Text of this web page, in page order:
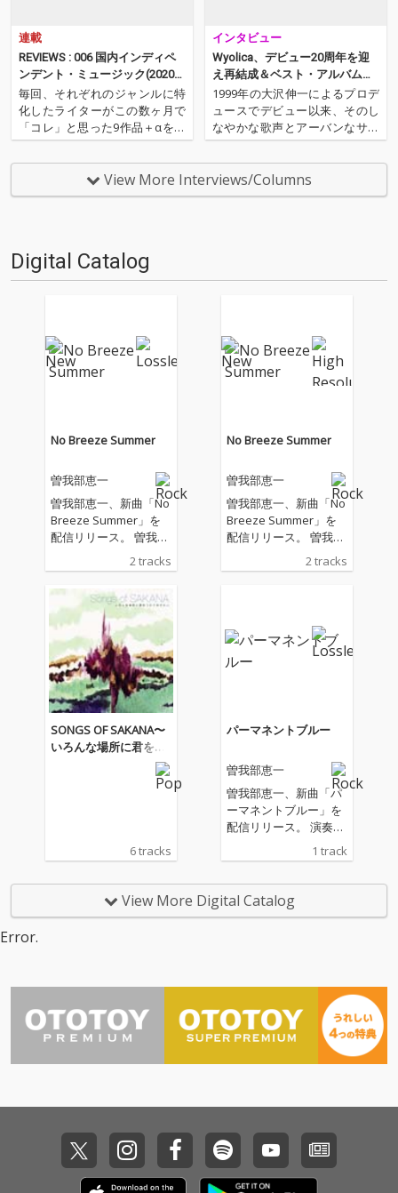
連載
REVIEWS : 006 国内インディペ
ンデント・ミュージック(2020年
7月)──松島広人（NordOst）
毎回、それぞれのジャンルに特
化したライターがこの数ヶ月で
「コレ」と思った9作品＋αを紹
介するコーナー。ノーウェー
ヴ・バンドAIZのWeird Instrum
ents担当/ライターのNord Ost
（松島広人）が、2020年のムー
インタビュー
Wyolica、デビュー20周年を迎
え再結成＆ベスト・アルバムを
リリース
1999年の大沢伸一によるプロデ
ュースでデビュー以来、そのし
なやかな歌声とアーバンなサウ
ンド・センスでさまざまな名曲
を生み出してきたWyolica。201
3年5月の正式解散からそれぞれ
ソロとして活動してきたが、20
View More Interviews/Columns
Digital Catalog
No Breeze Summer
曽我部恵一
曽我部恵一、新曲「No
Breeze Summer」を
配信リリース。 曽我部
が全曲の作詞を手がけ
た関美彦のアルバム
「WEEKEND」の収録
曲を曽我部自身が歌
い、演奏した作品。表
題曲「No Breeze Sum
mer」は、夏の気だる
い感情をアシッドフォ
ーキーなアコースティ
ックサウンドで表現し
た楽曲であり、カップ
リング曲「ドミンゴ」
は常夏のカリブ海を舞
台に、旅する男のブル
ースを紡いだ短編小説
さらにはエンジニアと
2 tracks
No Breeze Summer
曽我部恵一
曽我部恵一、新曲「No
Breeze Summer」を
配信リリース。 曽我部
が全曲の作詞を手がけ
た関美彦のアルバム
題曲「No Breeze Sum
mer」は、夏の気だる
い感情をアシッドフォ
た楽曲であり、カップ
リング曲「ドミンゴ」
台に、旅する男のブル
ースを紡いだ短編小説
のような1曲となって
いる。マスタリングは
さらにはエンジニアと
2 tracks
SONGS OF SAKANA〜
いろんな場所に君を連
6 tracks
パーマネントブルー
曽我部恵一
曽我部恵一、新曲「パ
ーマネントブルー」を
配信リリース。 演奏、
レコーディング、ミッ
クス、マスタリング、
至るまですべて曽我部
が手がけた楽曲。まる
イなサウンドとなって
いる。
1 track
View More Digital Catalog
Error.